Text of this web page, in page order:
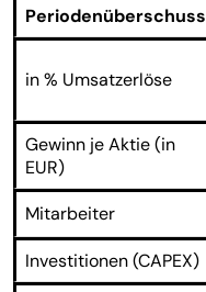
Periodenüberschuss
in % Umsatzerlöse
Gewinn je Aktie (in
EUR)
Mitarbeiter
Investitionen (CAPEX)